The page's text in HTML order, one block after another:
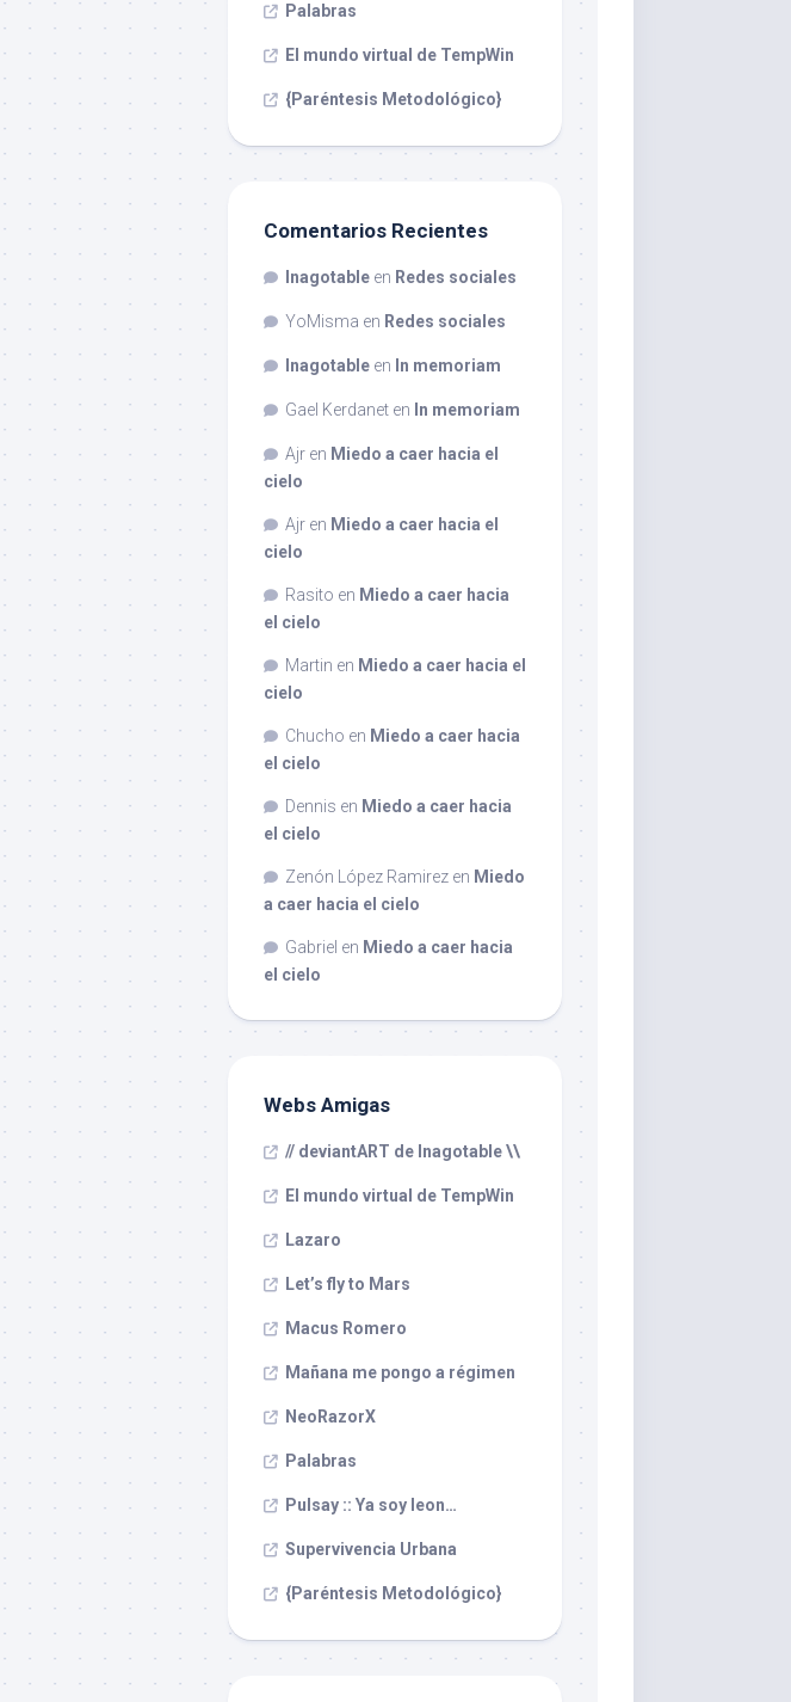
Palabras
El mundo virtual de TempWin
{Paréntesis Metodológico}
Comentarios Recientes
Inagotable en Redes sociales
YoMisma en Redes sociales
Inagotable en In memoriam
Gael Kerdanet en In memoriam
Ajr en Miedo a caer hacia el
cielo
Ajr en Miedo a caer hacia el
cielo
Rasito en Miedo a caer hacia
el cielo
Martin en Miedo a caer hacia el
cielo
Chucho en Miedo a caer hacia
el cielo
Dennis en Miedo a caer hacia
el cielo
Zenón López Ramirez en Miedo
a caer hacia el cielo
Gabriel en Miedo a caer hacia
el cielo
Webs Amigas
// deviantART de Inagotable \\
El mundo virtual de TempWin
Lazaro
Let’s fly to Mars
Macus Romero
Mañana me pongo a régimen
NeoRazorX
Palabras
Pulsay :: Ya soy leon…
Supervivencia Urbana
{Paréntesis Metodológico}